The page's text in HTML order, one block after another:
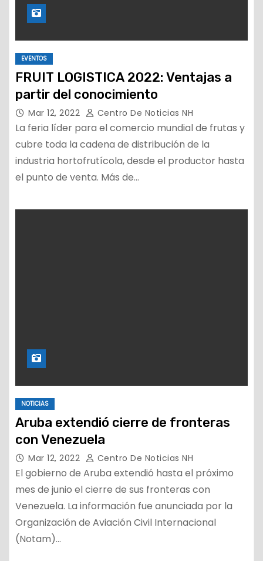
EVENTOS
FRUIT LOGISTICA 2022: Ventajas a
partir del conocimiento
Mar 12, 2022 Centro De Noticias NH
La feria líder para el comercio mundial de frutas y
cubre toda la cadena de distribución de la
industria hortofrutícola, desde el productor hasta
el punto de venta. Más de…
NOTICIAS
Aruba extendió cierre de fronteras
con Venezuela
Mar 12, 2022 Centro De Noticias NH
El gobierno de Aruba extendió hasta el próximo
mes de junio el cierre de sus fronteras con
Venezuela. La información fue anunciada por la
Organización de Aviación Civil Internacional
(Notam)…